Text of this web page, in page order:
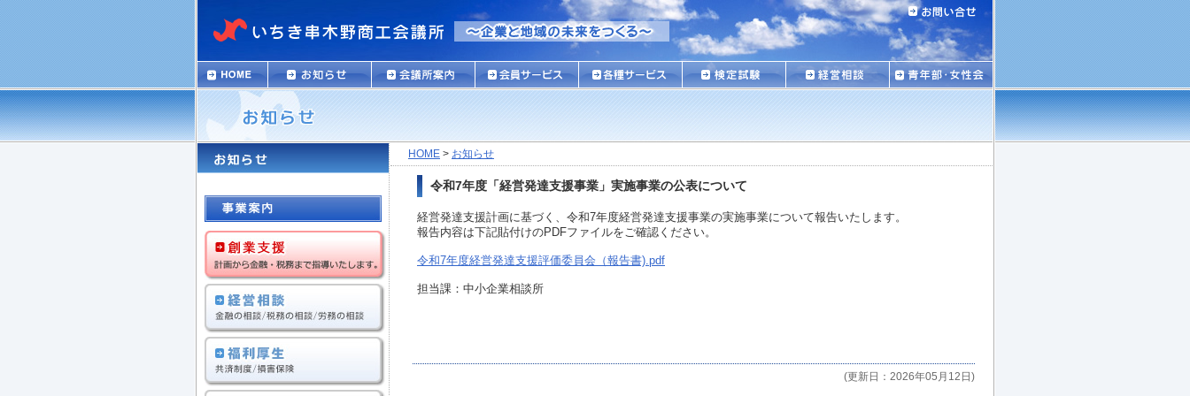
HOME > お知らせ
令和7年度「経営発達支援事業」実施事業の公表について
経営発達支援計画に基づく、令和7年度経営発達支援事業の実施事業について報告いたします。
報告内容は下記貼付けのPDFファイルをご確認ください。
令和7年度経営発達支援評価委員会（報告書).pdf
担当課：中小企業相談所
(更新日：2026年05月12日)